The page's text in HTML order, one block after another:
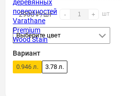
2900₽/шт - + шт
Выберите цвет
Вариант
0.946 л. 3.78 л.